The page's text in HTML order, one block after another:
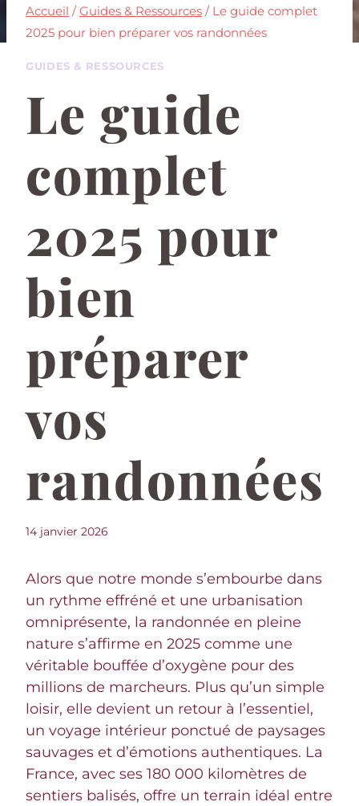
Accueil / Guides & Ressources / Le guide complet
2025 pour bien préparer vos randonnées
GUIDES & RESSOURCES
Le guide
complet
2025 pour
bien
préparer
vos
randonnées
14 janvier 2026
Alors que notre monde s’embourbe dans
un rythme effréné et une urbanisation
omniprésente, la randonnée en pleine
nature s’affirme en 2025 comme une
véritable bouffée d’oxygène pour des
millions de marcheurs. Plus qu’un simple
loisir, elle devient un retour à l’essentiel,
un voyage intérieur ponctué de paysages
sauvages et d’émotions authentiques. La
France, avec ses 180 000 kilomètres de
sentiers balisés, offre un terrain idéal entre